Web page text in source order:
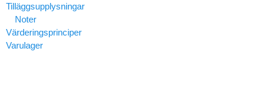
Tilläggsupplysningar
Noter
Värderingsprinciper
Varulager